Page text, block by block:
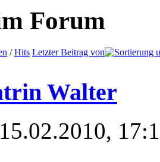
Forum
/Hits Letzter Beitrag von
Walter